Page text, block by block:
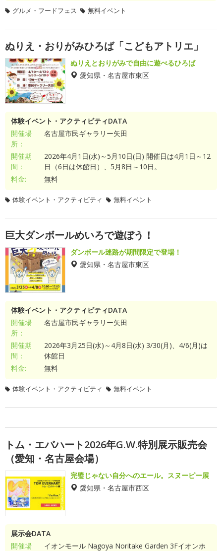
グルメ・フードフェス 無料イベント
ぬりえ・おりがみひろば「こどもアトリエ」
ぬりえとおりがみで自由に遊べるひろば
愛知県・名古屋市東区
体験イベント・アクティビティDATA
開催場
所：
名古屋市民ギャラリー矢田
開催期
間：
2026年4月1日(水)～5月10日(日) 開催日は4月1日～12
日（6日は休館日）、5月8日～10日。
料金:
無料
体験イベント・アクティビティ 無料イベント
巨大ダンボールめいろで遊ぼう！
ダンボール迷路が期間限定で登場！
愛知県・名古屋市東区
体験イベント・アクティビティDATA
開催場
所：
名古屋市民ギャラリー矢田
開催期
間：
2026年3月25日(水)～4月8日(水) 3/30(月)、4/6(月)は
休館日
料金:
無料
体験イベント・アクティビティ 無料イベント
トム・エバハート2026年G.W.特別展示販売会
（愛知・名古屋会場）
完璧じゃない自分へのエール。スヌーピー展
愛知県・名古屋市西区
展示会DATA
開催場
イオンモール Nagoya Noritake Garden 3Fイオンホ